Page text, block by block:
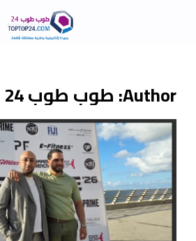
content
Author: طوب طوب 24